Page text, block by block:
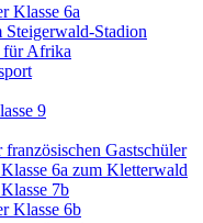
Klasse 6a
Stadion
für Afrika
9
französischen Gastschüler
6a zum Kletterwald
7b
Klasse 6b